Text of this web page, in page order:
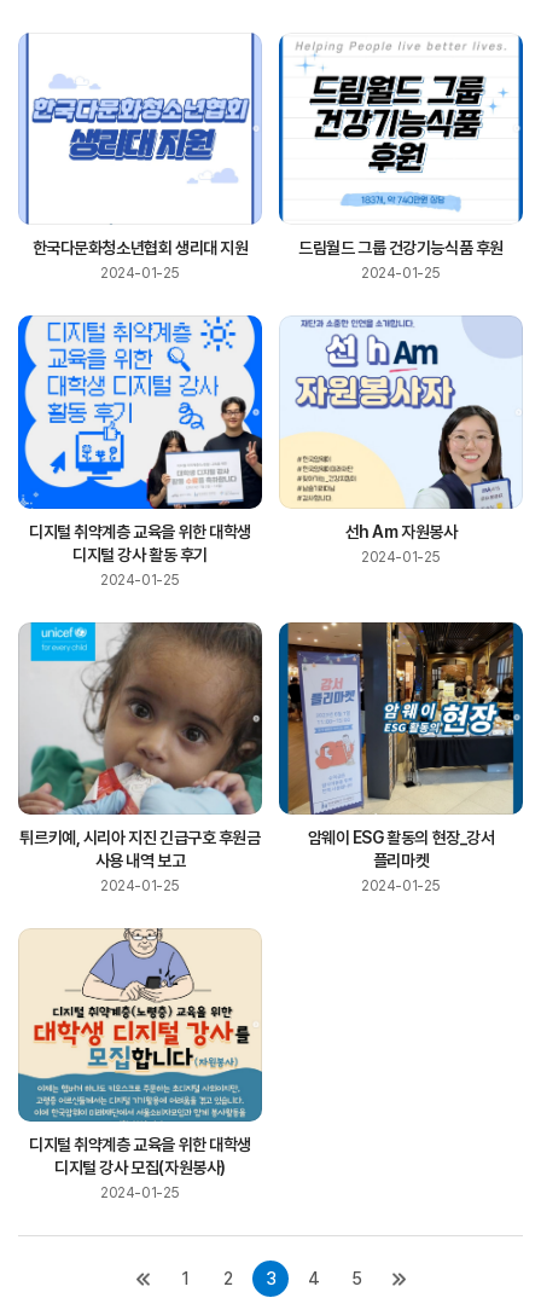
한국다문화청소년협회 생리대 지원
2024-01-25
드림월드 그룹 건강기능식품 후원
2024-01-25
디지털 취약계층 교육을 위한 대학생
디지털 강사 활동 후기
2024-01-25
선h Am 자원봉사
2024-01-25
튀르키예, 시리아 지진 긴급구호 후원금
사용 내역 보고
2024-01-25
암웨이 ESG 활동의 현장_강서
플리마켓
2024-01-25
디지털 취약계층 교육을 위한 대학생
디지털 강사 모집(자원봉사)
2024-01-25
1 2 3 4 5